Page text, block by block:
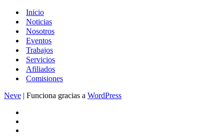
Inicio
Noticias
Nosotros
Eventos
Trabajos
Servicios
Afiliados
Comisiones
Neve | Funciona gracias a WordPress